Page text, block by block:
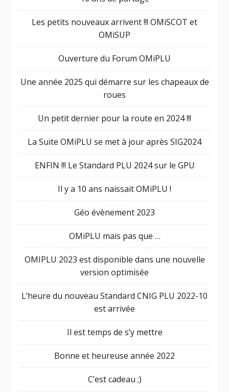
Les petits nouveaux arrivent !!! OMiSCOT et
OMiSUP
Ouverture du Forum OMiPLU
Une année 2025 qui démarre sur les chapeaux de
roues
Un petit dernier pour la route en 2024 !!!
La Suite OMiPLU se met à jour après SIG2024
ENFIN !!! Le Standard PLU 2024 sur le GPU
Il y a 10 ans naissait OMiPLU !
Géo évènement 2023
OMiPLU mais pas que …
OMIPLU 2023 est disponible dans une nouvelle
version optimisée
L’heure du nouveau Standard CNIG PLU 2022-10
est arrivée
Il est temps de s’y mettre
Bonne et heureuse année 2022
C’est cadeau ;)